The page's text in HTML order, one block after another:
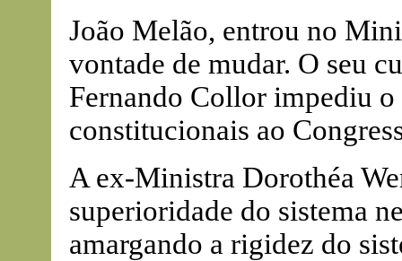
João Melão, entrou no
vontade de mudar. O seu
Fernando Collor impediu
constitucionais ao
A ex-Ministra Dorothéa
superioridade do sistema
amargando a rigidez do